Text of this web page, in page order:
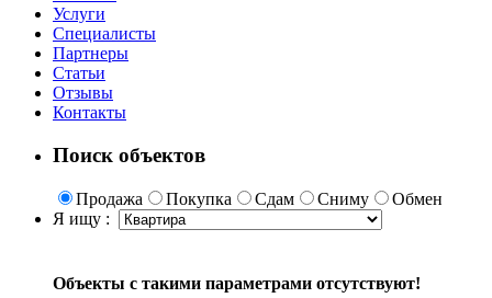
Услуги
Специалисты
Партнеры
Статьи
Отзывы
Контакты
Поиск объектов
Продажа Покупка Сдам Сниму
Обмен
Я ищу :
Объекты с такими параметрами отсутствуют!